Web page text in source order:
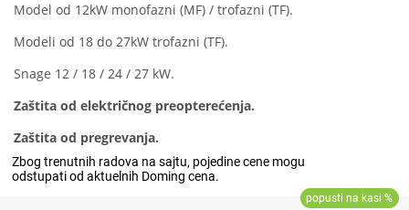
Model od 12kW monofazni (MF) / trofazni (TF).
Modeli od 18 do 27kW trofazni (TF).
Snage 12 / 18 / 24 / 27 kW.
Zaštita od električnog preopterećenja.
Zaštita od pregrevanja.